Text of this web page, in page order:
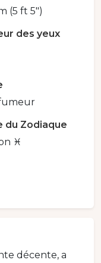
(5 ft 5")
des yeux
du Zodiaque
♓️
décente, a